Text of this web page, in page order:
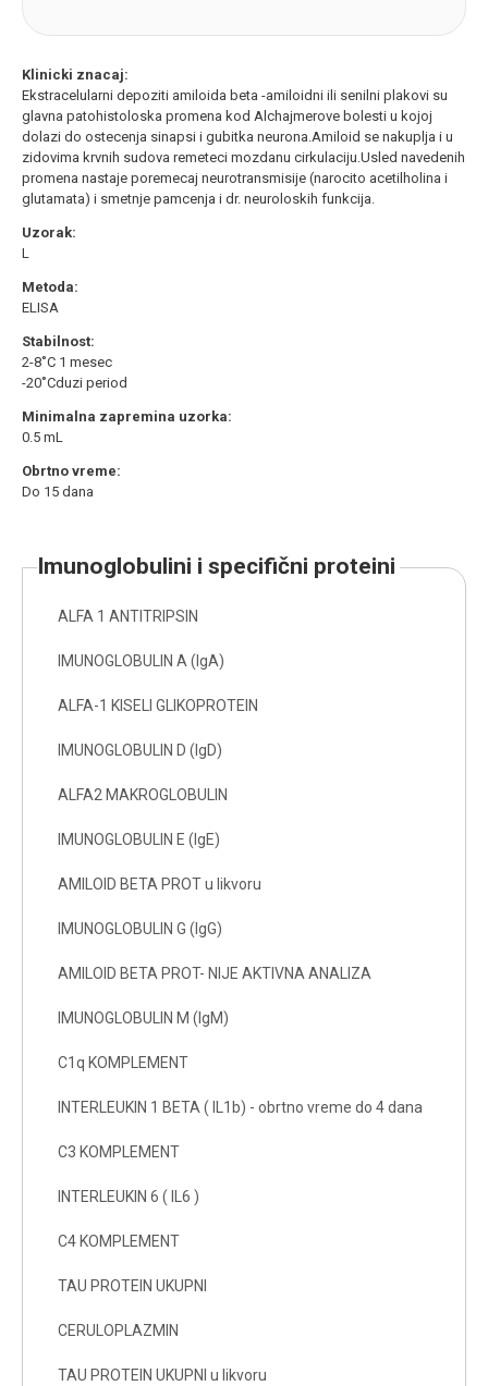
Klinicki znacaj:
Ekstracelularni depoziti amiloida beta -amiloidni ili senilni plakovi su
glavna patohistoloska promena kod Alchajmerove bolesti u kojoj
dolazi do ostecenja sinapsi i gubitka neurona.Amiloid se nakuplja i u
zidovima krvnih sudova remeteci mozdanu cirkulaciju.Usled navedenih
promena nastaje poremecaj neurotransmisije (narocito acetilholina i
glutamata) i smetnje pamcenja i dr. neuroloskih funkcija.
Uzorak:
L
Metoda:
ELISA
Stabilnost:
2-8˚C 1 mesec
-20˚Cduzi period
Minimalna zapremina uzorka:
0.5 mL
Obrtno vreme:
Do 15 dana
imunoglobulini i specifični proteini
ALFA 1 ANTITRIPSIN
IMUNOGLOBULIN A (IgA)
ALFA-1 KISELI GLIKOPROTEIN
IMUNOGLOBULIN D (IgD)
ALFA2 MAKROGLOBULIN
IMUNOGLOBULIN E (IgE)
AMILOID BETA PROT u likvoru
IMUNOGLOBULIN G (IgG)
AMILOID BETA PROT- NIJE AKTIVNA ANALIZA
IMUNOGLOBULIN M (IgM)
C1q KOMPLEMENT
INTERLEUKIN 1 BETA ( IL1b) - obrtno vreme do 4 dana
C3 KOMPLEMENT
INTERLEUKIN 6 ( IL6 )
C4 KOMPLEMENT
TAU PROTEIN UKUPNI
CERULOPLAZMIN
TAU PROTEIN UKUPNI u likvoru